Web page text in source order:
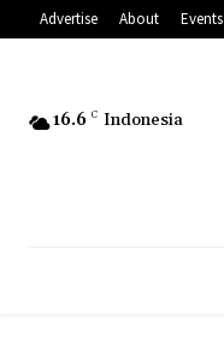
Advertise About Events
16.6 C Indonesia